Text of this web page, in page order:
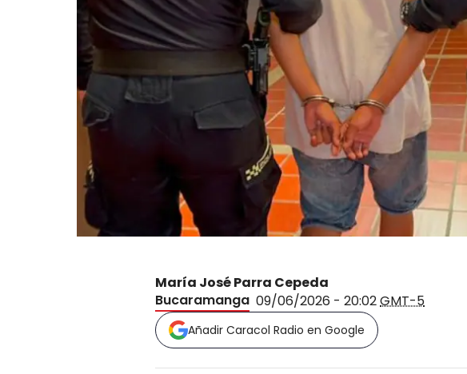
María José Parra Cepeda
Bucaramanga 09/06/2026 - 20:02GMT-5
Añadir Caracol Radio en Google